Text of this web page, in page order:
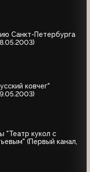
Санкт-Петербурга
ковчег"
"Театр кукол с
(Первый канал,